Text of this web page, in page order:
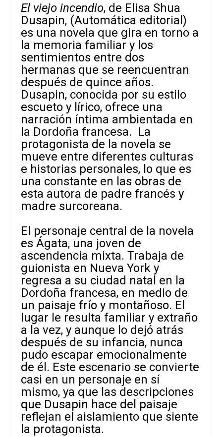
El viejo incendio, de Elisa Shua
Dusapin, (Automática editorial)
es una novela que gira en torno a
la memoria familiar y los
sentimientos entre dos
hermanas que se reencuentran
después de quince años.
Dusapin, conocida por su estilo
escueto y lírico, ofrece una
narración íntima ambientada en
la Dordoña francesa. La
protagonista de la novela se
mueve entre diferentes culturas
e historias personales, lo que es
una constante en las obras de
esta autora de padre francés y
madre surcoreana.
El personaje central de la novela
es Ágata, una joven de
ascendencia mixta. Trabaja de
guionista en Nueva York y
regresa a su ciudad natal en la
Dordoña francesa, en medio de
un paisaje frío y montañoso. El
lugar le resulta familiar y extraño
a la vez, y aunque lo dejó atrás
después de su infancia, nunca
pudo escapar emocionalmente
de él. Este escenario se convierte
casi en un personaje en sí
mismo, ya que las descripciones
que Dusapin hace del paisaje
reflejan el aislamiento que siente
la protagonista.